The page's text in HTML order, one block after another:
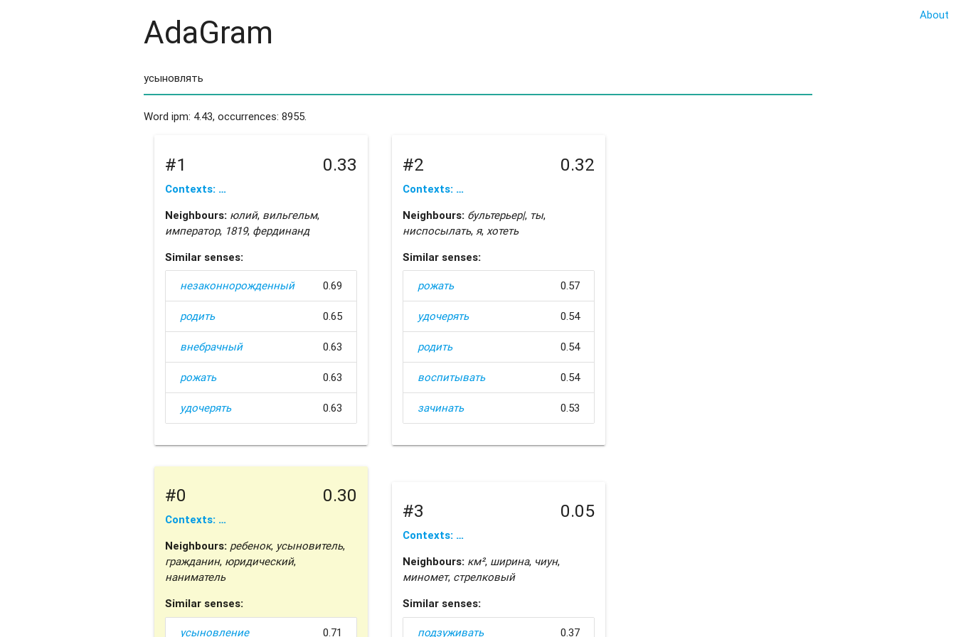
About
AdaGram
Word ipm: 4.43, occurrences: 8955.
#1 0.33
Contexts: …
Neighbours: юлий, вильгельм,
император, 1819, фердинанд
Similar senses:
незаконнорожденный 0.69
родить 0.65
внебрачный 0.63
рожать 0.63
удочерять 0.63
#2 0.32
Contexts: …
Neighbours: бультерьер|, ты,
ниспосылать, я, хотеть
Similar senses:
рожать 0.57
удочерять 0.54
родить 0.54
воспитывать 0.54
зачинать 0.53
#0 0.30
Contexts: …
Neighbours: ребенок, усыновитель,
гражданин, юридический,
наниматель
Similar senses:
усыновление 0.71
#3 0.05
Contexts: …
Neighbours: км², ширина, чиун,
миномет, стрелковый
Similar senses:
подзуживать 0.37